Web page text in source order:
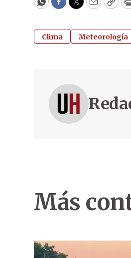
WhatsApp
Facebook
Twitter
Email
Clima Meteorología
Más